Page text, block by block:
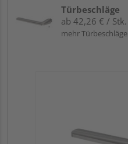
Türbeschläge
ab 42,26 € / Stk.
mehr Türbeschläge